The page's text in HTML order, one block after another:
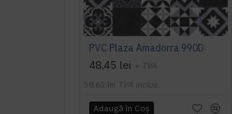
PVC Plaza Amadorra 990D
48,45 lei + TVA
58,62 lei TVA inclus
Adaugă în Coş